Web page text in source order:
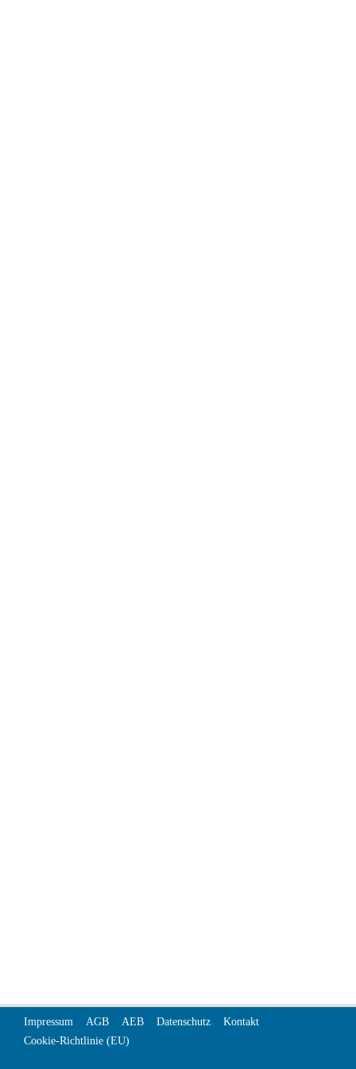
Impressum AGB AEB Datenschutz
Kontakt
Cookie-Richtlinie (EU)